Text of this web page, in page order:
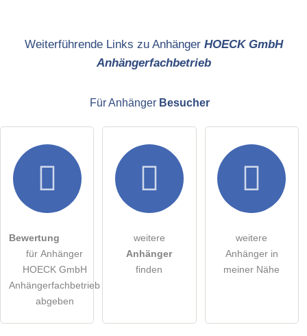
Hiermit akzeptiere ich die .
Die Datenschutzerklärunghabe ich zur Kenntnis genommen.
Bitte beachten Sie, öffentliche Fragen sind
für alle
Klicken Sie hier um eine
Weiterführende Links zu Anhänger HOECK GmbH
Anhängerfachbetrieb
Für Anhänger Besucher
Bewertung
für Anhänger
HOECK GmbH
Anhängerfachbetrieb
abgeben
weitere
Anhänger
finden
weitere
Anhänger in
meiner Nähe